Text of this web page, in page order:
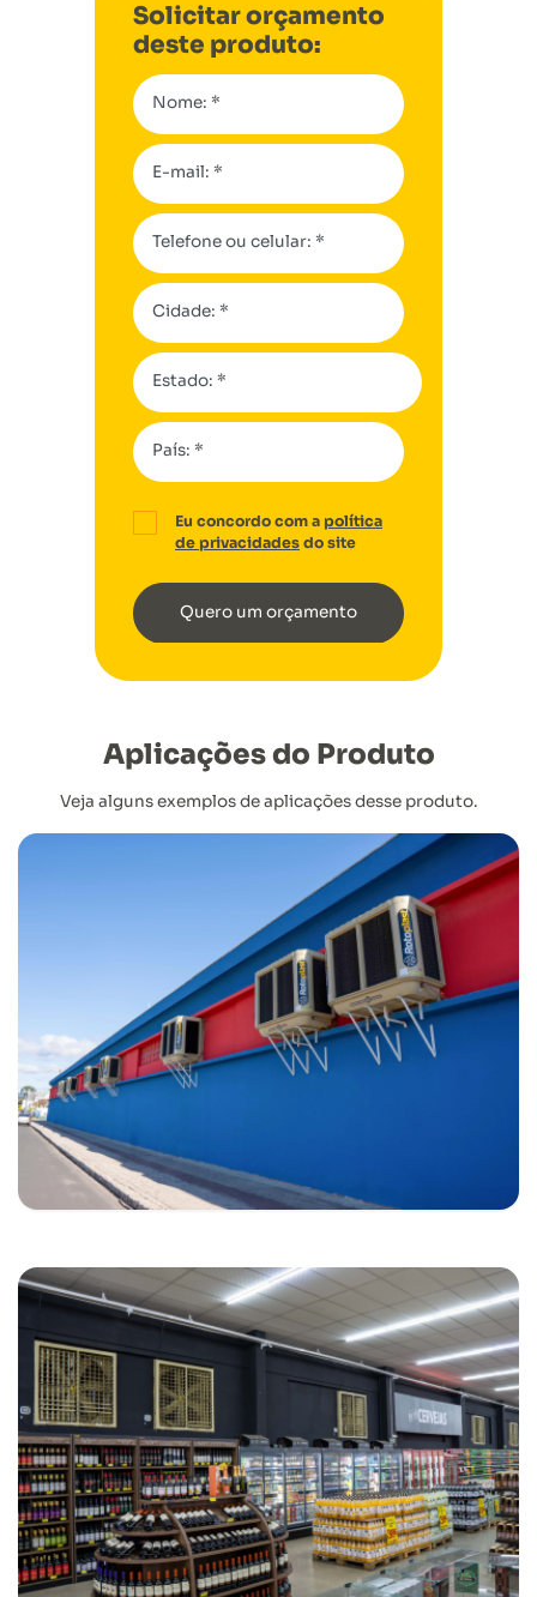
Solicitar orçamento
deste produto:
Nome: *
E-mail: *
Telefone ou celular: *
Cidade: *
Estado: *
País: *
Eu concordo com a política
de privacidadesdo site
Quero um orçamento
Aplicações do Produto
Veja alguns exemplos de aplicações desse produto.